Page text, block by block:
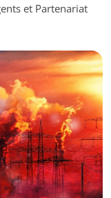
et Partenariat